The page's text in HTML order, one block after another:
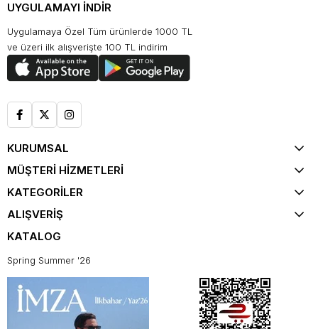
UYGULAMAYI İNDİR
Uygulamaya Özel Tüm ürünlerde 1000 TL
ve üzeri ilk alışverişte 100 TL indirim
KURUMSAL
MÜŞTERİ HİZMETLERİ
KATEGORİLER
ALIŞVERİŞ
KATALOG
Spring Summer '26